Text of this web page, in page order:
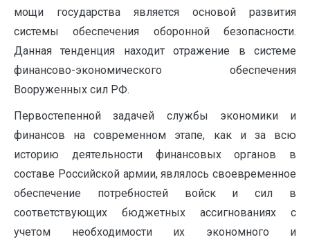
мощи государства является основой развития
системы обеспечения оборонной безопасности.
Данная тенденция находит отражение в системе
финансово-экономического обеспечения
Вооруженных сил РФ.
Первостепенной задачей службы экономики и
финансов на современном этапе, как и за всю
историю деятельности финансовых органов в
составе Российской армии, являлось своевременное
обеспечение потребностей войск и сил в
соответствующих бюджетных ассигнованиях с
учетом необходимости их экономного и